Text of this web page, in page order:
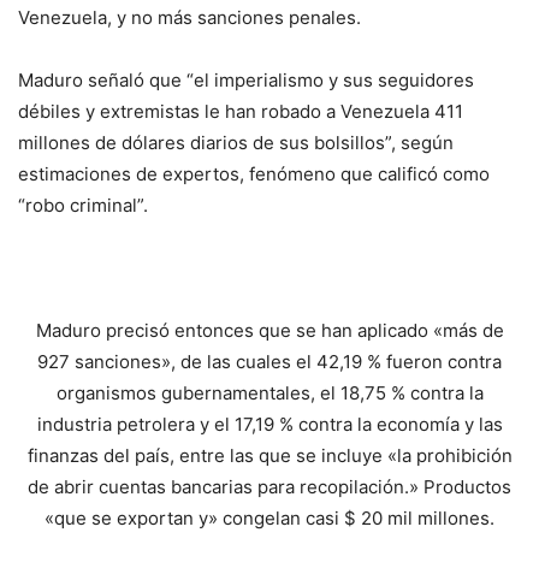
Venezuela, y no más sanciones penales.
Maduro señaló que “el imperialismo y sus seguidores
débiles y extremistas le han robado a Venezuela 411
millones de dólares diarios de sus bolsillos”, según
estimaciones de expertos, fenómeno que calificó como
“robo criminal”.
Maduro precisó entonces que se han aplicado «más de
927 sanciones», de las cuales el 42,19 % fueron contra
organismos gubernamentales, el 18,75 % contra la
industria petrolera y el 17,19 % contra la economía y las
finanzas del país, entre las que se incluye «la prohibición
de abrir cuentas bancarias para recopilación.» Productos
«que se exportan y» congelan casi $ 20 mil millones.